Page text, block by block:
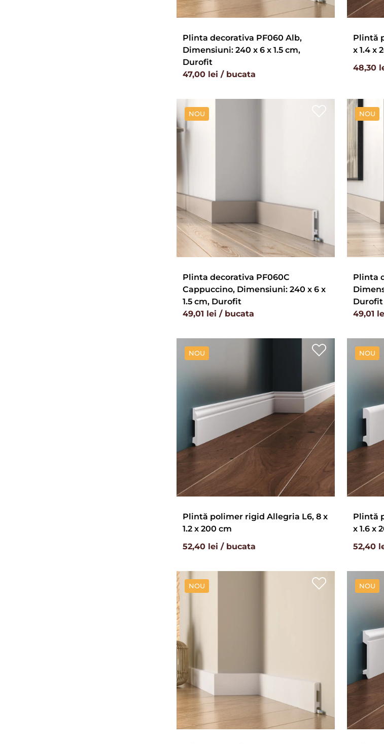
Plinta decorativa PF060 Alb,
Dimensiuni: 240 x 6 x 1.5 cm,
Durofit
47,00 lei / bucata
Plintă
x 1.4 x
48,30
NOU
Plinta decorativa PF060C
Cappuccino, Dimensiuni: 240 x 6 x
1.5 cm, Durofit
49,01 lei / bucata
NOU
Plinta
Durofit
49,01
NOU
Plintă polimer rigid Allegria L6, 8 x
1.2 x 200 cm
52,40 lei / bucata
NOU
Plintă
x 1.6 x
52,40
NOU NOU